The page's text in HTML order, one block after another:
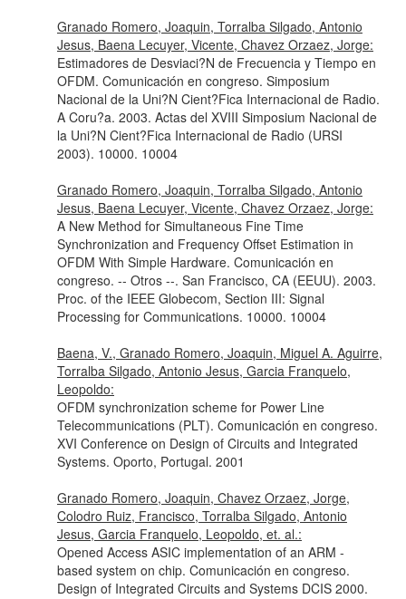
Granado Romero, Joaquin, Torralba Silgado, Antonio
Jesus, Baena Lecuyer, Vicente, Chavez Orzaez, Jorge:
Estimadores de Desviaci?N de Frecuencia y Tiempo en
OFDM. Comunicación en congreso. Simposium
Nacional de la Uni?N Cient?Fica Internacional de Radio.
A Coru?a. 2003. Actas del XVIII Simposium Nacional de
la Uni?N Cient?Fica Internacional de Radio (URSI
2003). 10000. 10004
Granado Romero, Joaquin, Torralba Silgado, Antonio
Jesus, Baena Lecuyer, Vicente, Chavez Orzaez, Jorge:
A New Method for Simultaneous Fine Time
Synchronization and Frequency Offset Estimation in
OFDM With Simple Hardware. Comunicación en
congreso. -- Otros --. San Francisco, CA (EEUU). 2003.
Proc. of the IEEE Globecom, Section III: Signal
Processing for Communications. 10000. 10004
Baena, V., Granado Romero, Joaquin, Miguel A. Aguirre,
Torralba Silgado, Antonio Jesus, Garcia Franquelo,
Leopoldo:
OFDM synchronization scheme for Power Line
Telecommunications (PLT). Comunicación en congreso.
XVI Conference on Design of Circuits and Integrated
Systems. Oporto, Portugal. 2001
Granado Romero, Joaquin, Chavez Orzaez, Jorge,
Colodro Ruiz, Francisco, Torralba Silgado, Antonio
Jesus, Garcia Franquelo, Leopoldo, et. al.:
Opened Access ASIC implementation of an ARM -
based system on chip. Comunicación en congreso.
Design of Integrated Circuits and Systems DCIS 2000.